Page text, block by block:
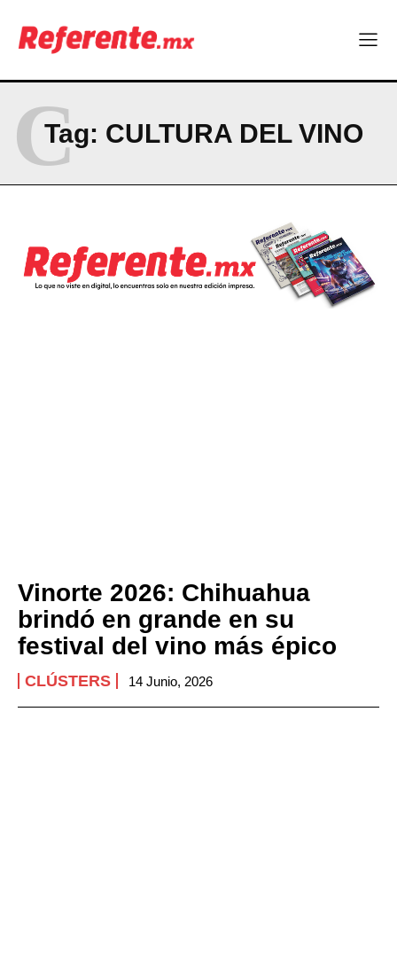
Tag: CULTURA DEL VINO
C
Vinorte 2026: Chihuahua
brindó en grande en su
festival del vino más épico
CLÚSTERS 14 Junio, 2026